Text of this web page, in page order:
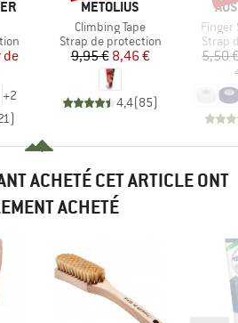
de
+2
)
MARQUE
METOLIUS
Article
Climbing Tape
Product group
Strap de protection
Prix
9,95 €Prix réduit
8,46 €
4,4(85)
Article
Finger
Strap
5,50
ACHETÉ CET ARTICLE ONT
ACHETÉ